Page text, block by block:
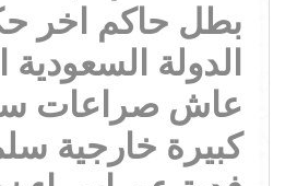
بطل حاكم اخر
الدولة السعودية
عاش صراعات
كبيرة خارجية